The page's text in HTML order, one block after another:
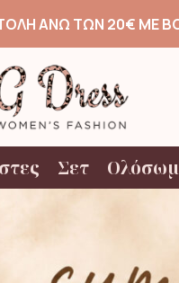
ΑΝΩ ΤΩΝ 20€ ΜΕ
Σετ